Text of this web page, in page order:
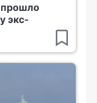
прошло
экс-